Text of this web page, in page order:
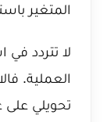
المتغير
لا تتردد
العملية.
تحويلي